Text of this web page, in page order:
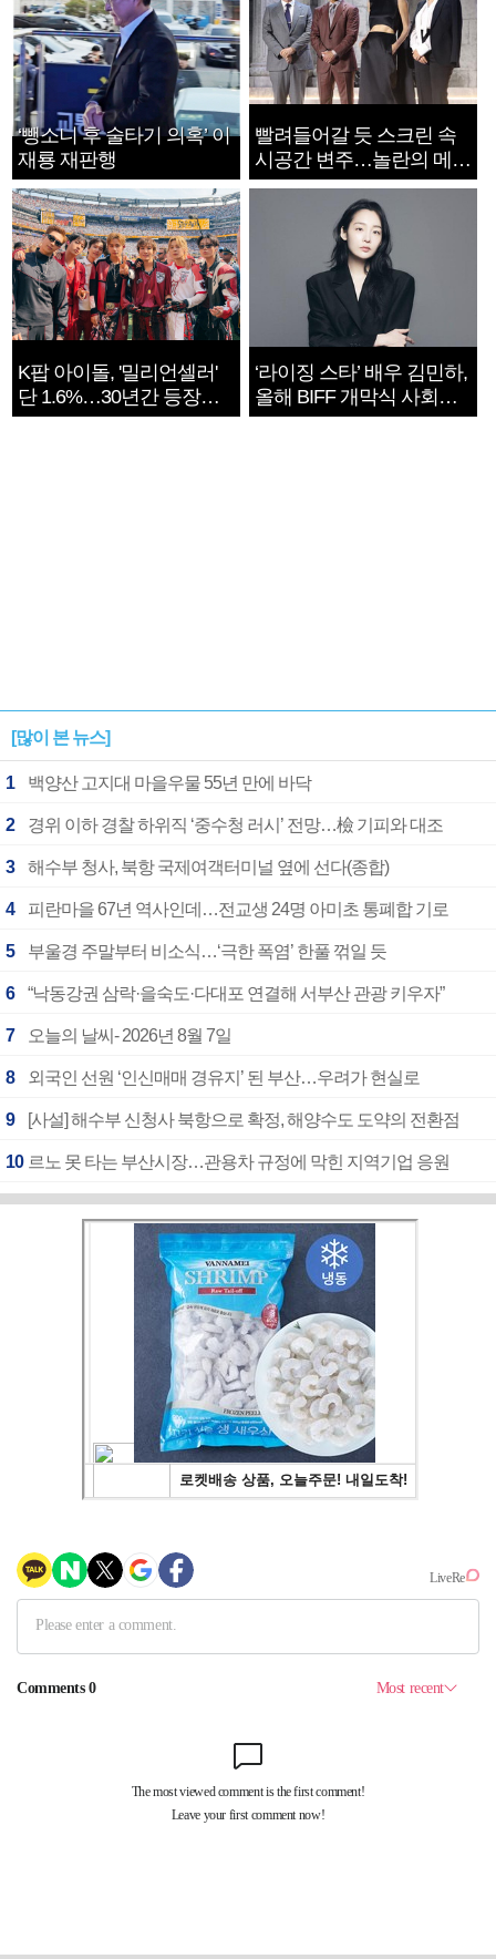
‘뺑소니 후 술타기 의혹’ 이
재룡 재판행
빨려들어갈 듯 스크린 속
시공간 변주…놀란의 메시
지는 ‘전쟁 속죄’
K팝 아이돌, '밀리언셀러'
단 1.6%…30년간 등장
1182개팀 전수조사
‘라이징 스타’ 배우 김민하,
올해 BIFF 개막식 사회자
확정
[많이 본 뉴스]
1 백양산 고지대 마을우물 55년 만에 바닥
2 경위 이하 경찰 하위직 ‘중수청 러시’ 전망…檢 기피와 대조
3 해수부 청사, 북항 국제여객터미널 옆에 선다(종합)
4 피란마을 67년 역사인데…전교생 24명 아미초 통폐합 기로
5 부울경 주말부터 비소식…‘극한 폭염’ 한풀 꺾일 듯
6 “낙동강권 삼락·을숙도·다대포 연결해 서부산 관광 키우자”
7 오늘의 날씨- 2026년 8월 7일
8 외국인 선원 ‘인신매매 경유지’ 된 부산…우려가 현실로
9 [사설] 해수부 신청사 북항으로 확정, 해양수도 도약의 전환점
10 르노 못 타는 부산시장…관용차 규정에 막힌 지역기업 응원